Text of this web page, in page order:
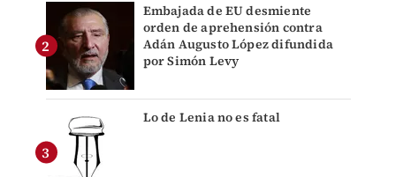
Embajada de EU desmiente
orden de aprehensión contra
Adán Augusto López difundida
por Simón Levy
Lo de Lenia no es fatal